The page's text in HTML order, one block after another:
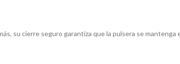
su cierre seguro garantiza que la pulsera se